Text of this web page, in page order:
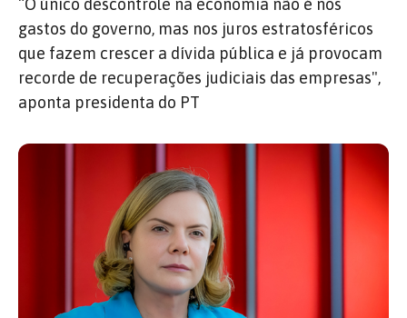
“O único descontrole na economia não é nos
gastos do governo, mas nos juros estratosféricos
que fazem crescer a dívida pública e já provocam
recorde de recuperações judiciais das empresas",
aponta presidenta do PT